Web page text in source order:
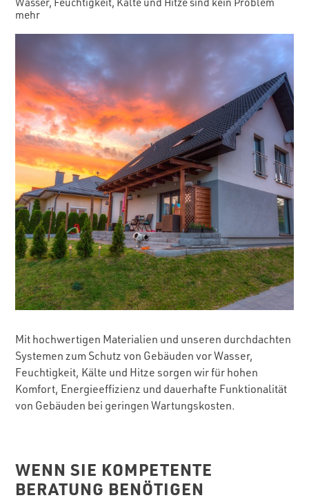
mehr
Mit hochwertigen Materialien und unseren durchdachten
Systemen zum Schutz von Gebäuden vor Wasser,
Feuchtigkeit, Kälte und Hitze sorgen wir für hohen
Komfort, Energieeffizienz und dauerhafte Funktionalität
von Gebäuden bei geringen Wartungskosten.
WENN SIE KOMPETENTE
BERATUNG BENÖTIGEN